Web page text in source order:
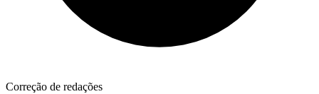
Correção de redações